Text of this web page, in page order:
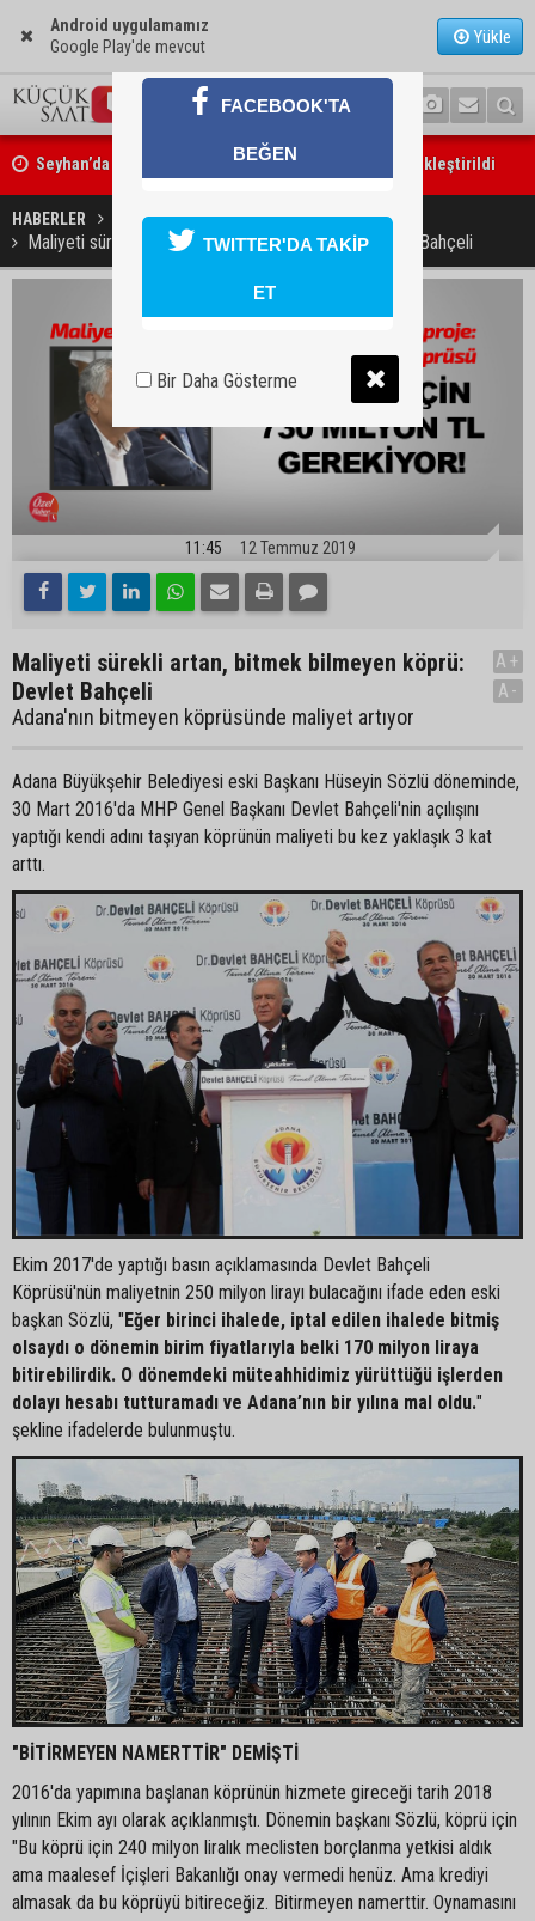
Android uygulamamız
Google Play'de mevcut
Yükle
Seyhan’da fırın ve pastanelere hijyen denetimi gerçekleştirildi
Eski polis memuru Ergün Karakaya’nın öldürüldüğü silahlı
ortaya çıktı
HABERLER GÜNDEM
Maliyeti sürekli artan, bitmek bilmeyen köprü: Devlet Bahçeli
11:45 12 Temmuz 2019
Maliyeti sürekli artan, bitmek bilmeyen köprü:
Devlet Bahçeli
Adana'nın bitmeyen köprüsünde maliyet artıyor
A+
A-
Adana Büyükşehir Belediyesi eski Başkanı Hüseyin Sözlü döneminde,
30 Mart 2016'da MHP Genel Başkanı Devlet Bahçeli'nin açılışını
yaptığı kendi adını taşıyan köprünün maliyeti bu kez yaklaşık 3 kat
arttı.
Ekim 2017'de yaptığı basın açıklamasında Devlet Bahçeli
Köprüsü'nün maliyetnin 250 milyon lirayı bulacağını ifade eden eski
başkan Sözlü, "Eğer birinci ihalede, iptal edilen ihalede bitmiş
olsaydı o dönemin birim fiyatlarıyla belki 170 milyon liraya
bitirebilirdik. O dönemdeki müteahhidimiz yürüttüğü işlerden
dolayı hesabı tutturamadı ve Adana’nın bir yılına mal oldu."
şekline ifadelerde bulunmuştu.
"BİTİRMEYEN NAMERTTİR" DEMİŞTİ
2016'da yapımına başlanan köprünün hizmete gireceği tarih 2018
yılının Ekim ayı olarak açıklanmıştı. Dönemin başkanı Sözlü, köprü için
"Bu köprü için 240 milyon liralık meclisten borçlanma yetkisi aldık
ama maalesef İçişleri Bakanlığı onay vermedi henüz. Ama krediyi
almasak da bu köprüyü bitireceğiz. Bitirmeyen namerttir. Oynamasını
FACEBOOK'TA
BEĞEN
TWITTER'DA TAKİP
ET
Bir Daha Gösterme